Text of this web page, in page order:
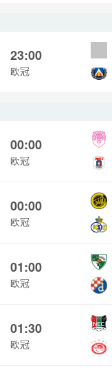
23:00
欧冠
00:00
欧冠
00:00
欧冠
01:00
欧冠
01:30
欧冠